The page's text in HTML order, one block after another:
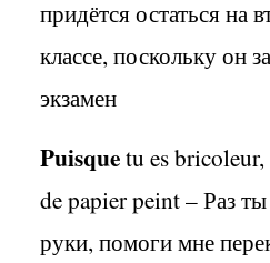
придётся остаться на
классе, поскольку он
экзамен
Puisquetu es
de papier peint –Раз
руки, помоги мне